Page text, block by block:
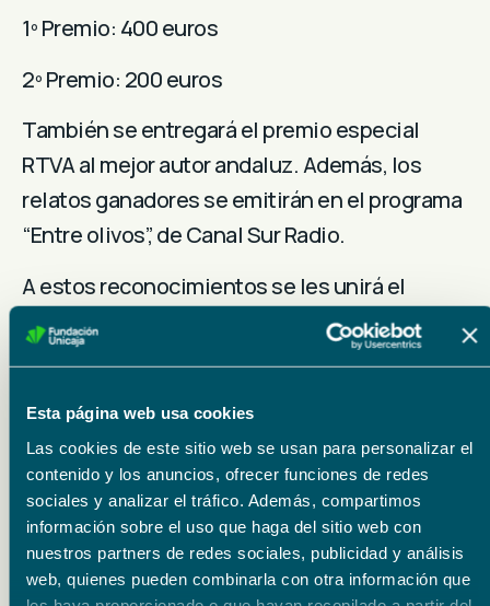
Esta página web usa cookies
Las cookies de este sitio web se usan para personalizar el
contenido y los anuncios, ofrecer funciones de redes
sociales y analizar el tráfico. Además, compartimos
información sobre el uso que haga del sitio web con
nuestros partners de redes sociales, publicidad y análisis
web, quienes pueden combinarla con otra información que
1º Premio: 400 euros
2º Premio: 200 euros
También se entregará el premio especial
RTVA al mejor autor andaluz. Además, los
relatos ganadores se emitirán en el programa
“Entre olivos”, de Canal Sur Radio.
A estos reconocimientos se les unirá el
disfrute de una experiencia oleoturística en
la provincia de Jaén para los galardonados en
AOVE Puerta de Las Villas, además de una
degustación de productos Degusta Jaén.
La información íntegra sobre este premio se
puede encontrar en el portal
www.masquecuentos.es, donde se recogen